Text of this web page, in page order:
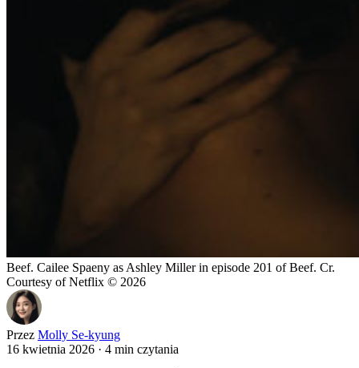
Beef. Cailee Spaeny as Ashley Miller in episode 201 of Beef. Cr.
Courtesy of Netflix © 2026
Przez Molly Se-kyung
16 kwietnia 2026 · 4 min czytania